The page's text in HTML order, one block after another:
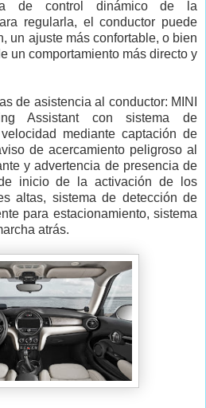
de control dinámico de la
regularla, el conductor puede
un ajuste más confortable, o bien
un comportamiento más directo y
de asistencia al conductor: MINI
Assistant con sistema de
mediante captación de
de acercamiento peligroso al
y advertencia de presencia de
inicio de la activación de los
altas, sistema de detección de
para estacionamiento, sistema
atrás.